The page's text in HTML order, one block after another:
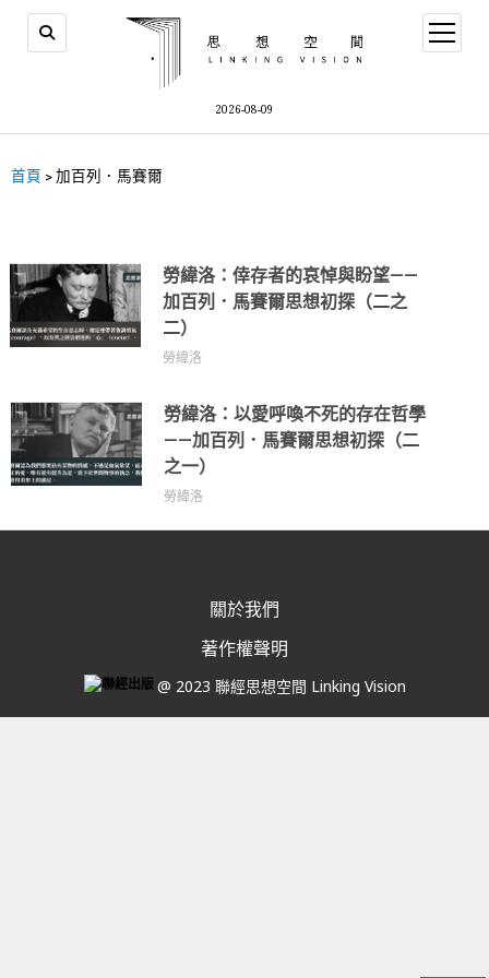
2026-08-09
首頁 >加百列．馬賽爾
勞緯洛：倖存者的哀悼與盼望——
加百列．馬賽爾思想初探（二之
二）
勞緯洛
勞緯洛：以愛呼喚不死的存在哲學
——加百列．馬賽爾思想初探（二
之一）
勞緯洛
關於我們
著作權聲明
@ 2023 聯經思想空間 Linking Vision